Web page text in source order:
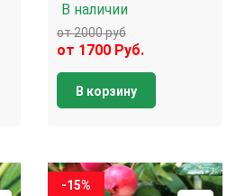
В наличии
от 2000 руб
от 1700 Руб.
В корзину
-15%